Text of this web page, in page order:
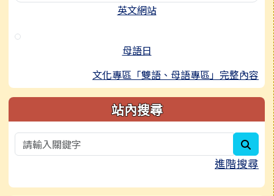
英文網站
母語日
文化專區「雙語、母語專區」完整內容
站內搜尋
進階搜尋